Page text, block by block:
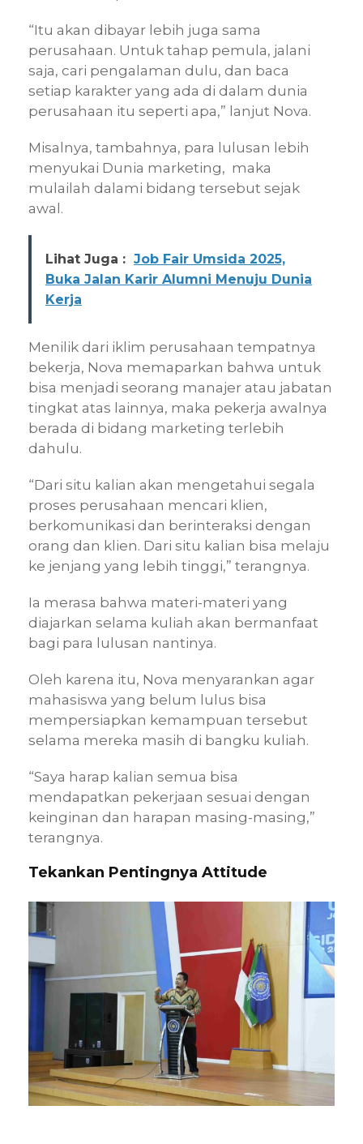
“Itu akan dibayar lebih juga sama
perusahaan. Untuk tahap pemula, jalani
saja, cari pengalaman dulu, dan baca
setiap karakter yang ada di dalam dunia
perusahaan itu seperti apa,” lanjut Nova.
Misalnya, tambahnya, para lulusan lebih
menyukai Dunia marketing, maka
mulailah dalami bidang tersebut sejak
awal.
Lihat Juga : Job Fair Umsida 2025,
Buka Jalan Karir Alumni Menuju Dunia
Kerja
Menilik dari iklim perusahaan tempatnya
bekerja, Nova memaparkan bahwa untuk
bisa menjadi seorang manajer atau jabatan
tingkat atas lainnya, maka pekerja awalnya
berada di bidang marketing terlebih
dahulu.
“Dari situ kalian akan mengetahui segala
proses perusahaan mencari klien,
berkomunikasi dan berinteraksi dengan
orang dan klien. Dari situ kalian bisa melaju
ke jenjang yang lebih tinggi,” terangnya.
Ia merasa bahwa materi-materi yang
diajarkan selama kuliah akan bermanfaat
bagi para lulusan nantinya.
Oleh karena itu, Nova menyarankan agar
mahasiswa yang belum lulus bisa
mempersiapkan kemampuan tersebut
selama mereka masih di bangku kuliah.
“Saya harap kalian semua bisa
mendapatkan pekerjaan sesuai dengan
keinginan dan harapan masing-masing,”
terangnya.
Tekankan Pentingnya Attitude